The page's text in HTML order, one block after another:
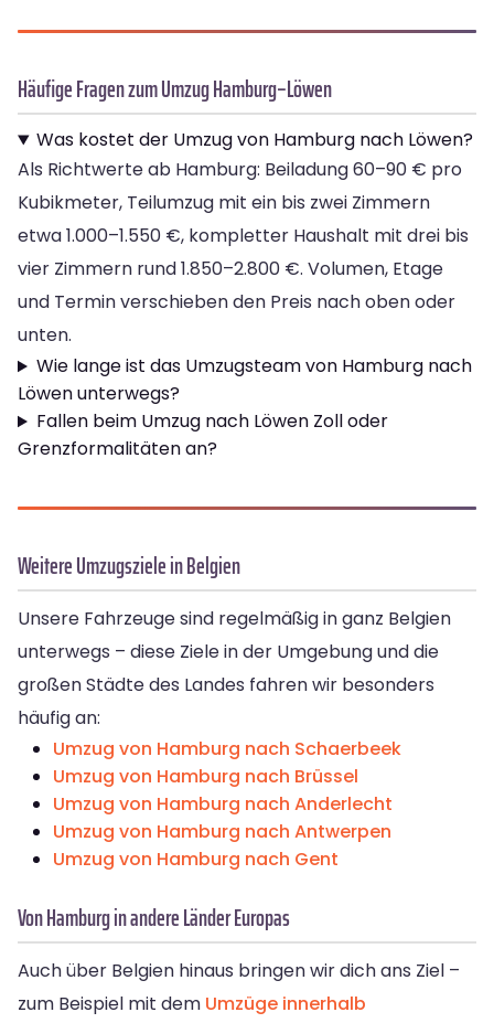
Häufige Fragen zum Umzug Hamburg–Löwen
Was kostet der Umzug von Hamburg nach Löwen?
Als Richtwerte ab Hamburg: Beiladung 60–90 € pro
Kubikmeter, Teilumzug mit ein bis zwei Zimmern
etwa 1.000–1.550 €, kompletter Haushalt mit drei bis
vier Zimmern rund 1.850–2.800 €. Volumen, Etage
und Termin verschieben den Preis nach oben oder
unten.
Wie lange ist das Umzugsteam von Hamburg nach
Löwen unterwegs?
Fallen beim Umzug nach Löwen Zoll oder
Grenzformalitäten an?
Weitere Umzugsziele in Belgien
Unsere Fahrzeuge sind regelmäßig in ganz Belgien
unterwegs – diese Ziele in der Umgebung und die
großen Städte des Landes fahren wir besonders
häufig an:
Umzug von Hamburg nach Schaerbeek
Umzug von Hamburg nach Brüssel
Umzug von Hamburg nach Anderlecht
Umzug von Hamburg nach Antwerpen
Umzug von Hamburg nach Gent
Von Hamburg in andere Länder Europas
Auch über Belgien hinaus bringen wir dich ans Ziel –
zum Beispiel mit dem Umzüge innerhalb